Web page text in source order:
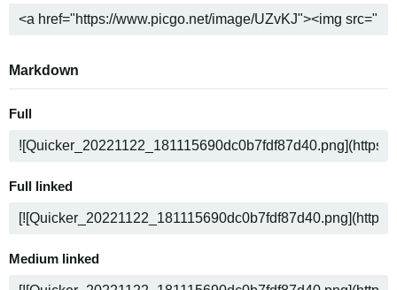
Markdown
Full
Full linked
Medium linked